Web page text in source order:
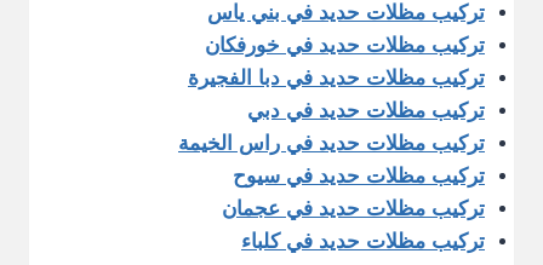
تركيب مظلات حديد في بني ياس
تركيب مظلات حديد في خورفكان
تركيب مظلات حديد في دبا الفجيرة
تركيب مظلات حديد في دبي
تركيب مظلات حديد في راس الخيمة
تركيب مظلات حديد في سيوح
تركيب مظلات حديد في عجمان
تركيب مظلات حديد في كلباء